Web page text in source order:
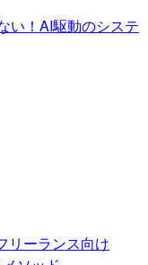
い！AI駆動のシステ
リーランス向け